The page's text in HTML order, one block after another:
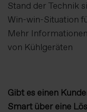
Stand der Technik
Win-win-Situation
Mehr
von Kühlgeräten
Gibt es einen
Smart über eine